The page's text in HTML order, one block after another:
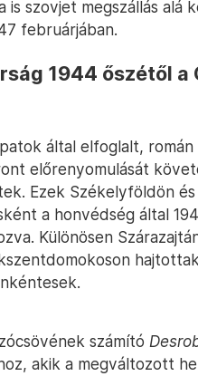
is szovjet megszállás
februárjában.
1944 őszétől a
által elfoglalt,
előrenyomulását
Ezek Székelyföldön
a honvédség által
Különösen
számító
akik a megváltozott